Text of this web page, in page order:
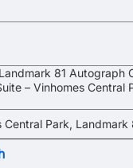
81 Autograph
– Vinhomes Central
Central Park, Landmark